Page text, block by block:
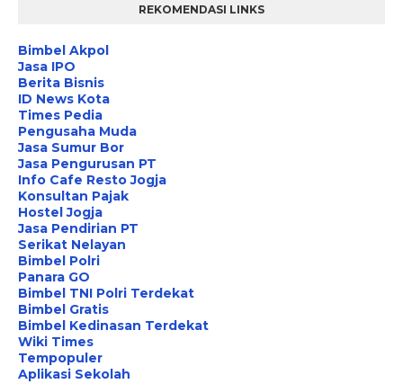
REKOMENDASI LINKS
Bimbel Akpol
Jasa IPO
Berita Bisnis
ID News Kota
Times Pedia
Pengusaha Muda
Jasa Sumur Bor
Jasa Pengurusan PT
Info Cafe Resto Jogja
Konsultan Pajak
Hostel Jogja
Jasa Pendirian PT
Serikat Nelayan
Bimbel Polri
Panara GO
Bimbel TNI Polri Terdekat
Bimbel Gratis
Bimbel Kedinasan Terdekat
Wiki Times
Tempopuler
Aplikasi Sekolah